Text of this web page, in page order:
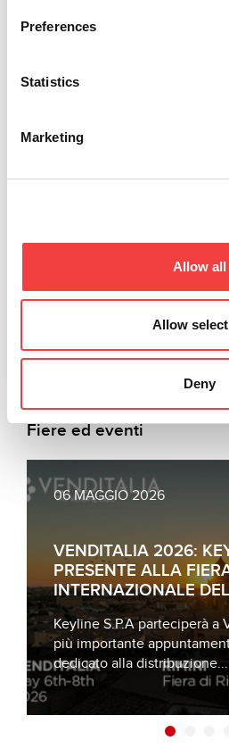
Preferences
Statistics
Marketing
Allow all
Allow
Deny
01 luglio
AGGIORNAMENTO
LIGER: VERSIONE
Fiere ed eventi
06 MAGGIO 2026
VENDITALIA 2026:
PRESENTE ALLA
INTERNAZIONALE
Keyline S.P.A parteciperà a
più importante
dedicato alla distribuzione...